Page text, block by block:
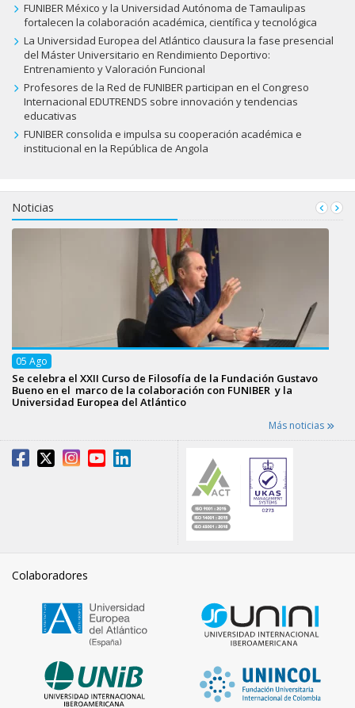
FUNIBER México y la Universidad Autónoma de Tamaulipas
fortalecen la colaboración académica, científica y tecnológica
La Universidad Europea del Atlántico clausura la fase presencial
del Máster Universitario en Rendimiento Deportivo:
Entrenamiento y Valoración Funcional
Profesores de la Red de FUNIBER participan en el Congreso
Internacional EDUTRENDS sobre innovación y tendencias
educativas
FUNIBER consolida e impulsa su cooperación académica e
institucional en la República de Angola
Noticias
05 Ago
Se celebra el XXII Curso de Filosofía de la Fundación Gustavo
Bueno en el marco de la colaboración con FUNIBER y la
Universidad Europea del Atlántico
Más noticias
Colaboradores